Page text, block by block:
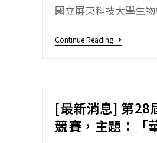
國立屏東科技大學生
Continue Reading
[最新消息] 第28
競賽，主題：「